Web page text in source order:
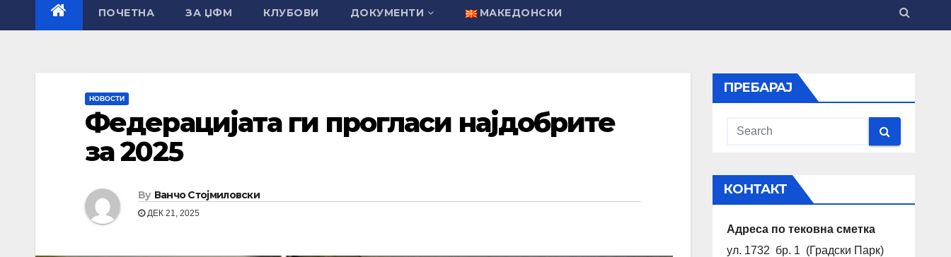
ПОЧЕТНА ЗА ЏФМ КЛУБОВИ ДОКУМЕНТИ МАКЕДОНСКИ
НОВОСТИ
Федерацијата ги прогласи најдобрите
за 2025
By Ванчо Стојмиловски
ДЕК 21, 2025
ПРЕБАРАЈ
КОНТАКТ
Адреса по тековна сметка
ул. 1732 бр. 1 (Градски Парк)